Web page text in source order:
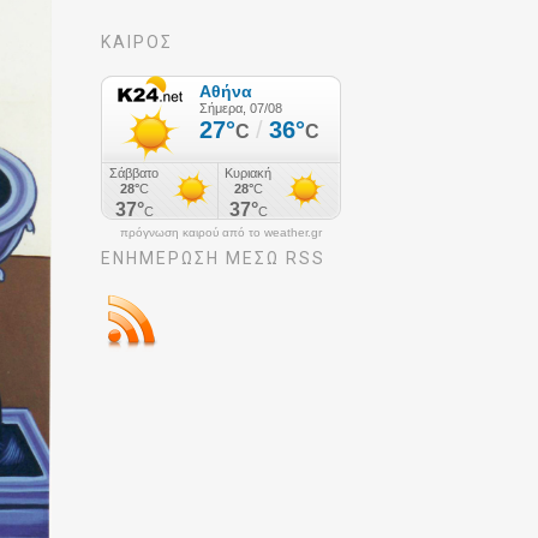
ΚΑΙΡΟΣ
πρόγνωση καιρού από το weather.gr
ΕΝΗΜΈΡΩΣΉ ΜΕΣΩ RSS